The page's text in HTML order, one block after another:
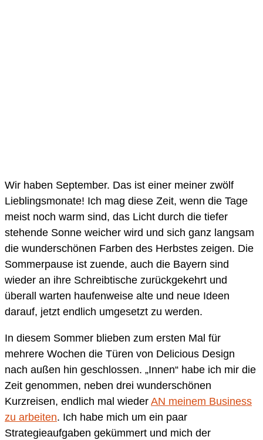
Wir haben September. Das ist einer meiner zwölf
Lieblingsmonate! Ich mag diese Zeit, wenn die Tage
meist noch warm sind, das Licht durch die tiefer
stehende Sonne weicher wird und sich ganz langsam
die wunderschönen Farben des Herbstes zeigen. Die
Sommerpause ist zuende, auch die Bayern sind
wieder an ihre Schreibtische zurückgekehrt und
überall warten haufenweise alte und neue Ideen
darauf, jetzt endlich umgesetzt zu werden.
In diesem Sommer blieben zum ersten Mal für
mehrere Wochen die Türen von Delicious Design
nach außen hin geschlossen. „Innen“ habe ich mir die
Zeit genommen, neben drei wunderschönen
Kurzreisen, endlich mal wieder AN meinem Business
zu arbeiten. Ich habe mich um ein paar
Strategieaufgaben gekümmert und mich der